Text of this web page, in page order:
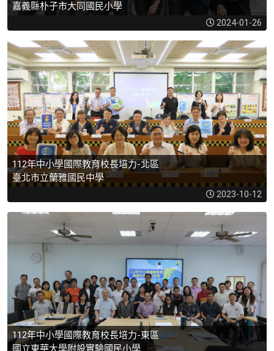
嘉義縣朴子市大同國民小學
2024-01-26
112年中小學國際教育校長培力-北區
臺北市立蘭雅國民中學
2023-10-12
112年中小學國際教育校長培力-東區